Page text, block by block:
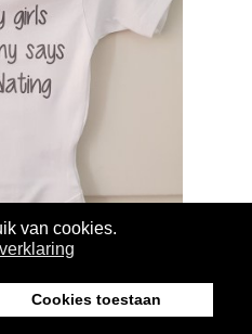
van cookies.
Cookies toestaan
girls mommy says